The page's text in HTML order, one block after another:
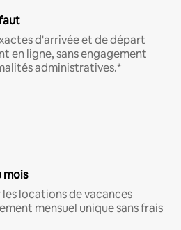
d'arrivée et de départ
en ligne, sans engagement
administratives.*
mois
locations de vacances
mensuel unique sans frais